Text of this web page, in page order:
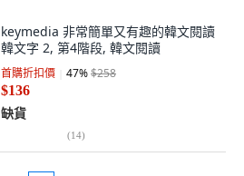
keymedia 非常簡單又有趣的韓文閱讀
韓文字 2, 第4階段, 韓文閱讀
首購折扣價 47%$258
$136
缺貨
(14)